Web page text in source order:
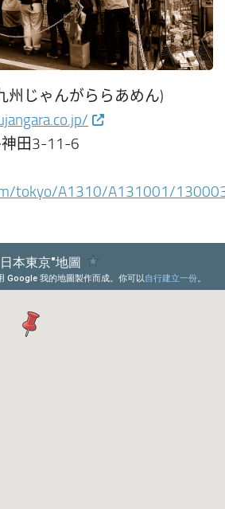
州じゃんがららあめん)
田3-11-6
tokyo/A1310/A131001/